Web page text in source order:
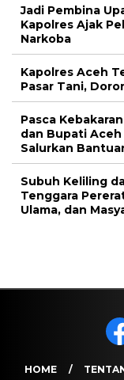
Jadi Pembina
Kapolres Ajak
Narkoba
Kapolres Aceh
Pasar Tani,
Pasca
dan Bupati
Salurkan
Subuh Keliling
Tenggara
Ulama, dan
HOME